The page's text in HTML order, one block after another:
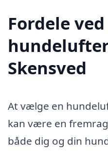
Fordele
Skensved
At vælge en
kan være en
både dig og din